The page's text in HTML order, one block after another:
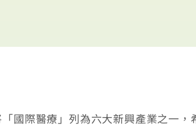
際醫療」列為六大新興產業之一，